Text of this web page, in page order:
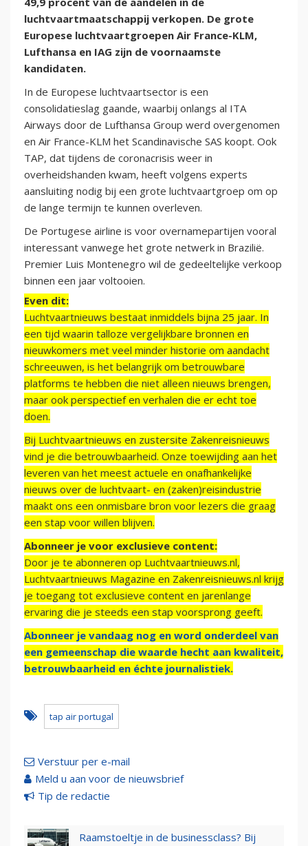
luchtvaartmaatschappij verkopen. De grote
Europese luchtvaartgroepen Air France-KLM,
Lufthansa en IAG zijn de voornaamste
kandidaten.
In de Europese luchtvaartsector is een
consolidatieslag gaande, waarbij onlangs al ITA
Airways door de Lufthansa Group werd overgenomen
en Air France-KLM het Scandinavische SAS koopt. Ook
TAP, dat tijdens de coronacrisis weer in
overheidshanden kwam, heeft volgens experts
aansluiting nodig bij een grote luchtvaartgroep om op
de lange termijn te kunnen overleven.
De Portugese airline is voor overnamepartijen vooral
interessant vanwege het grote netwerk in Brazilië.
Premier Luis Montenegro wil de gedeeltelijke verkoop
binnen een jaar voltooien.
Even dit:
Luchtvaartnieuws bestaat inmiddels bijna 25 jaar. In
een tijd waarin talloze vergelijkbare bronnen en
nieuwkomers met veel minder historie om aandacht
schreeuwen, is het belangrijk om betrouwbare
platforms te hebben die niet alleen nieuws brengen,
maar ook perspectief en verhalen die er echt toe
doen.
Bij Luchtvaartnieuws en zustersite Zakenreisnieuws
vind je die betrouwbaarheid. Onze toewijding aan het
leveren van het meest actuele en onafhankelijke
nieuws over de luchtvaart- en (zaken)reisindustrie
maakt ons een onmisbare bron voor lezers die graag
een stap voor willen blijven.
Abonneer je voor exclusieve content:
Door je te abonneren op Luchtvaartnieuws.nl,
Luchtvaartnieuws Magazine en Zakenreisnieuws.nl krijg
je toegang tot exclusieve content en jarenlange
ervaring die je steeds een stap voorsprong geeft.
Abonneer je vandaag nog en word onderdeel van
een gemeenschap die waarde hecht aan kwaliteit,
betrouwbaarheid en échte journalistiek.
tap air portugal
Verstuur per e-mail
Meld u aan voor de nieuwsbrief
Tip de redactie
Raamstoeltje in de businessclass? Bij